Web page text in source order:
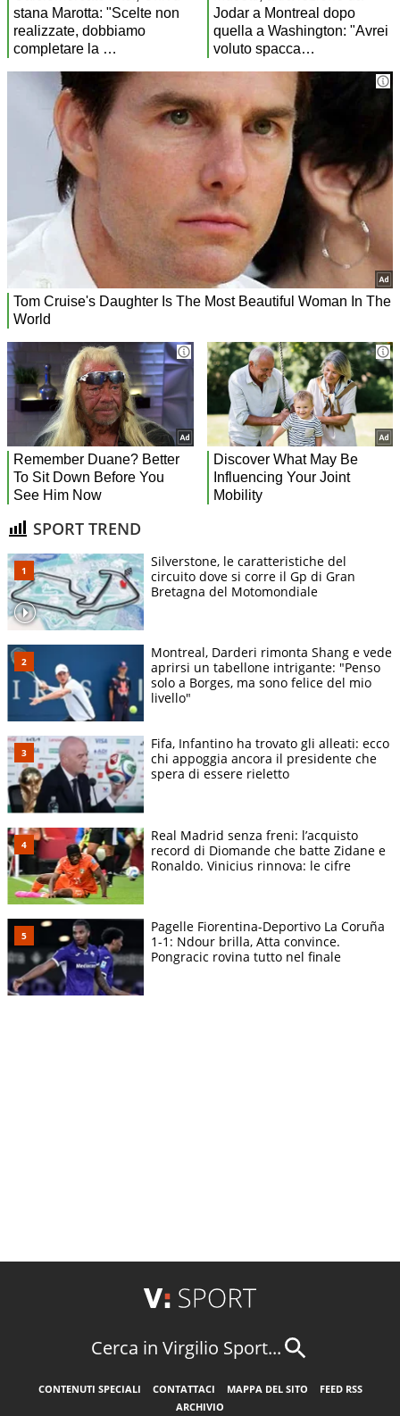
SPORT TREND
Silverstone, le caratteristiche del
circuito dove si corre il Gp di Gran
Bretagna del Motomondiale
Montreal, Darderi rimonta Shang e vede
aprirsi un tabellone intrigante: "Penso
solo a Borges, ma sono felice del mio
livello"
Fifa, Infantino ha trovato gli alleati: ecco
chi appoggia ancora il presidente che
spera di essere rieletto
Real Madrid senza freni: l’acquisto
record di Diomande che batte Zidane e
Ronaldo. Vinicius rinnova: le cifre
Pagelle Fiorentina-Deportivo La Coruña
1-1: Ndour brilla, Atta convince.
Pongracic rovina tutto nel finale
Cerca in Virgilio Sport...
CONTENUTI SPECIALI CONTATTACI MAPPA DEL SITO
FEED RSS
ARCHIVIO